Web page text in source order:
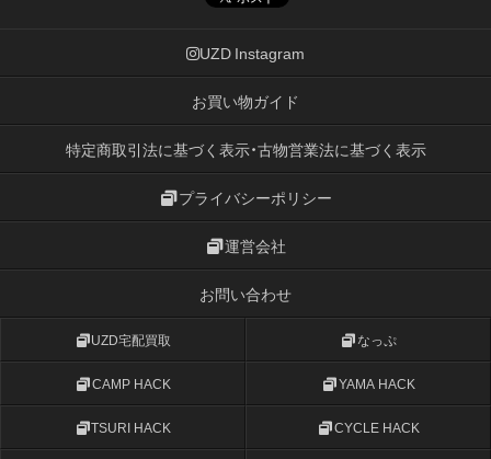
UZD Instagram
お買い物ガイド
特定商取引法に基づく表示・古物営業法に基づく表示
プライバシーポリシー
運営会社
お問い合わせ
UZD宅配買取 なっぷ
CAMP HACK YAMA HACK
TSURI HACK CYCLE HACK